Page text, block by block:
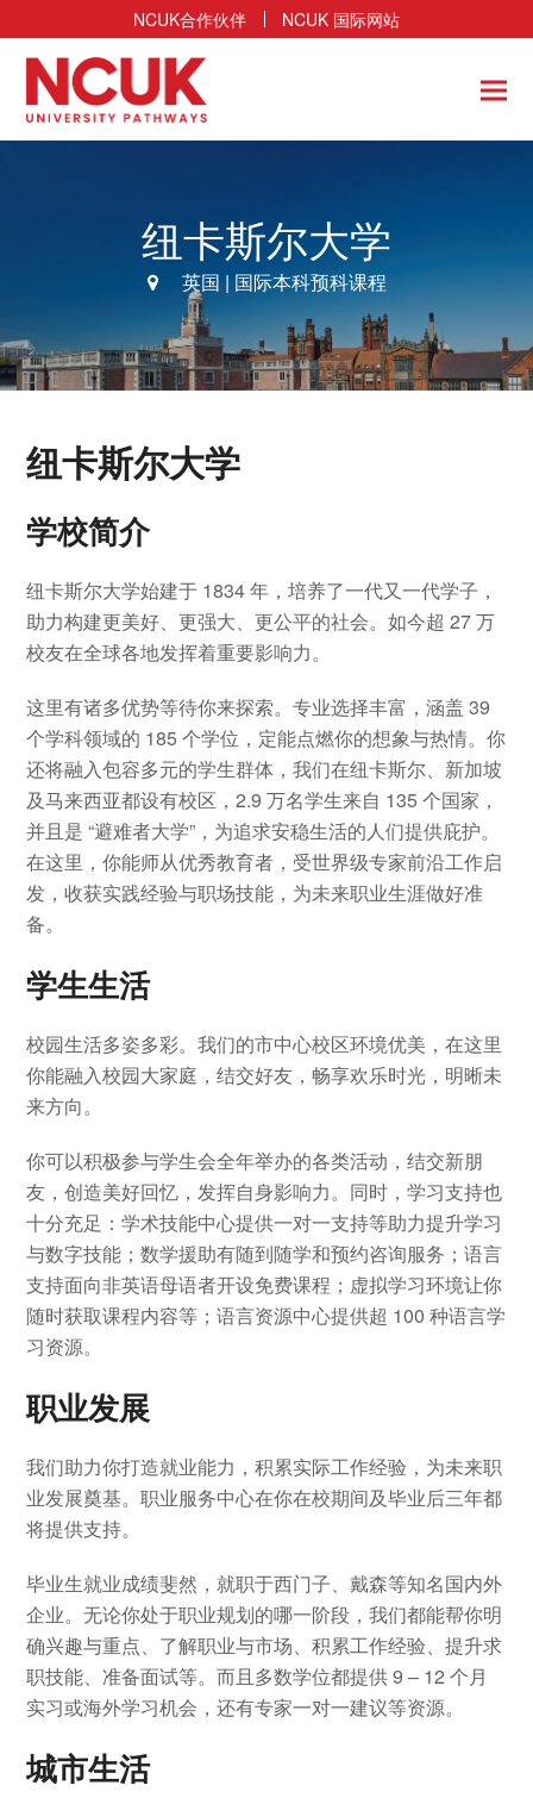
NCUK合作伙伴 NCUK 国际网站
纽卡斯尔大学
英国 | 国际本科预科课程
纽卡斯尔大学
学校简介
纽卡斯尔大学始建于 1834 年，培养了一代又一代学子，
助力构建更美好、更强大、更公平的社会。如今超 27 万
校友在全球各地发挥着重要影响力。
这里有诸多优势等待你来探索。专业选择丰富，涵盖 39
个学科领域的 185 个学位，定能点燃你的想象与热情。你
还将融入包容多元的学生群体，我们在纽卡斯尔、新加坡
及马来西亚都设有校区，2.9 万名学生来自 135 个国家，
并且是 “避难者大学”，为追求安稳生活的人们提供庇护。
在这里，你能师从优秀教育者，受世界级专家前沿工作启
发，收获实践经验与职场技能，为未来职业生涯做好准
备。
学生生活
校园生活多姿多彩。我们的市中心校区环境优美，在这里
你能融入校园大家庭，结交好友，畅享欢乐时光，明晰未
来方向。
你可以积极参与学生会全年举办的各类活动，结交新朋
友，创造美好回忆，发挥自身影响力。同时，学习支持也
十分充足：学术技能中心提供一对一支持等助力提升学习
与数字技能；数学援助有随到随学和预约咨询服务；语言
支持面向非英语母语者开设免费课程；虚拟学习环境让你
随时获取课程内容等；语言资源中心提供超 100 种语言学
习资源。
职业发展
我们助力你打造就业能力，积累实际工作经验，为未来职
业发展奠基。职业服务中心在你在校期间及毕业后三年都
将提供支持。
毕业生就业成绩斐然，就职于西门子、戴森等知名国内外
企业。无论你处于职业规划的哪一阶段，我们都能帮你明
确兴趣与重点、了解职业与市场、积累工作经验、提升求
职技能、准备面试等。而且多数学位都提供 9 – 12 个月
实习或海外学习机会，还有专家一对一建议等资源。
城市生活